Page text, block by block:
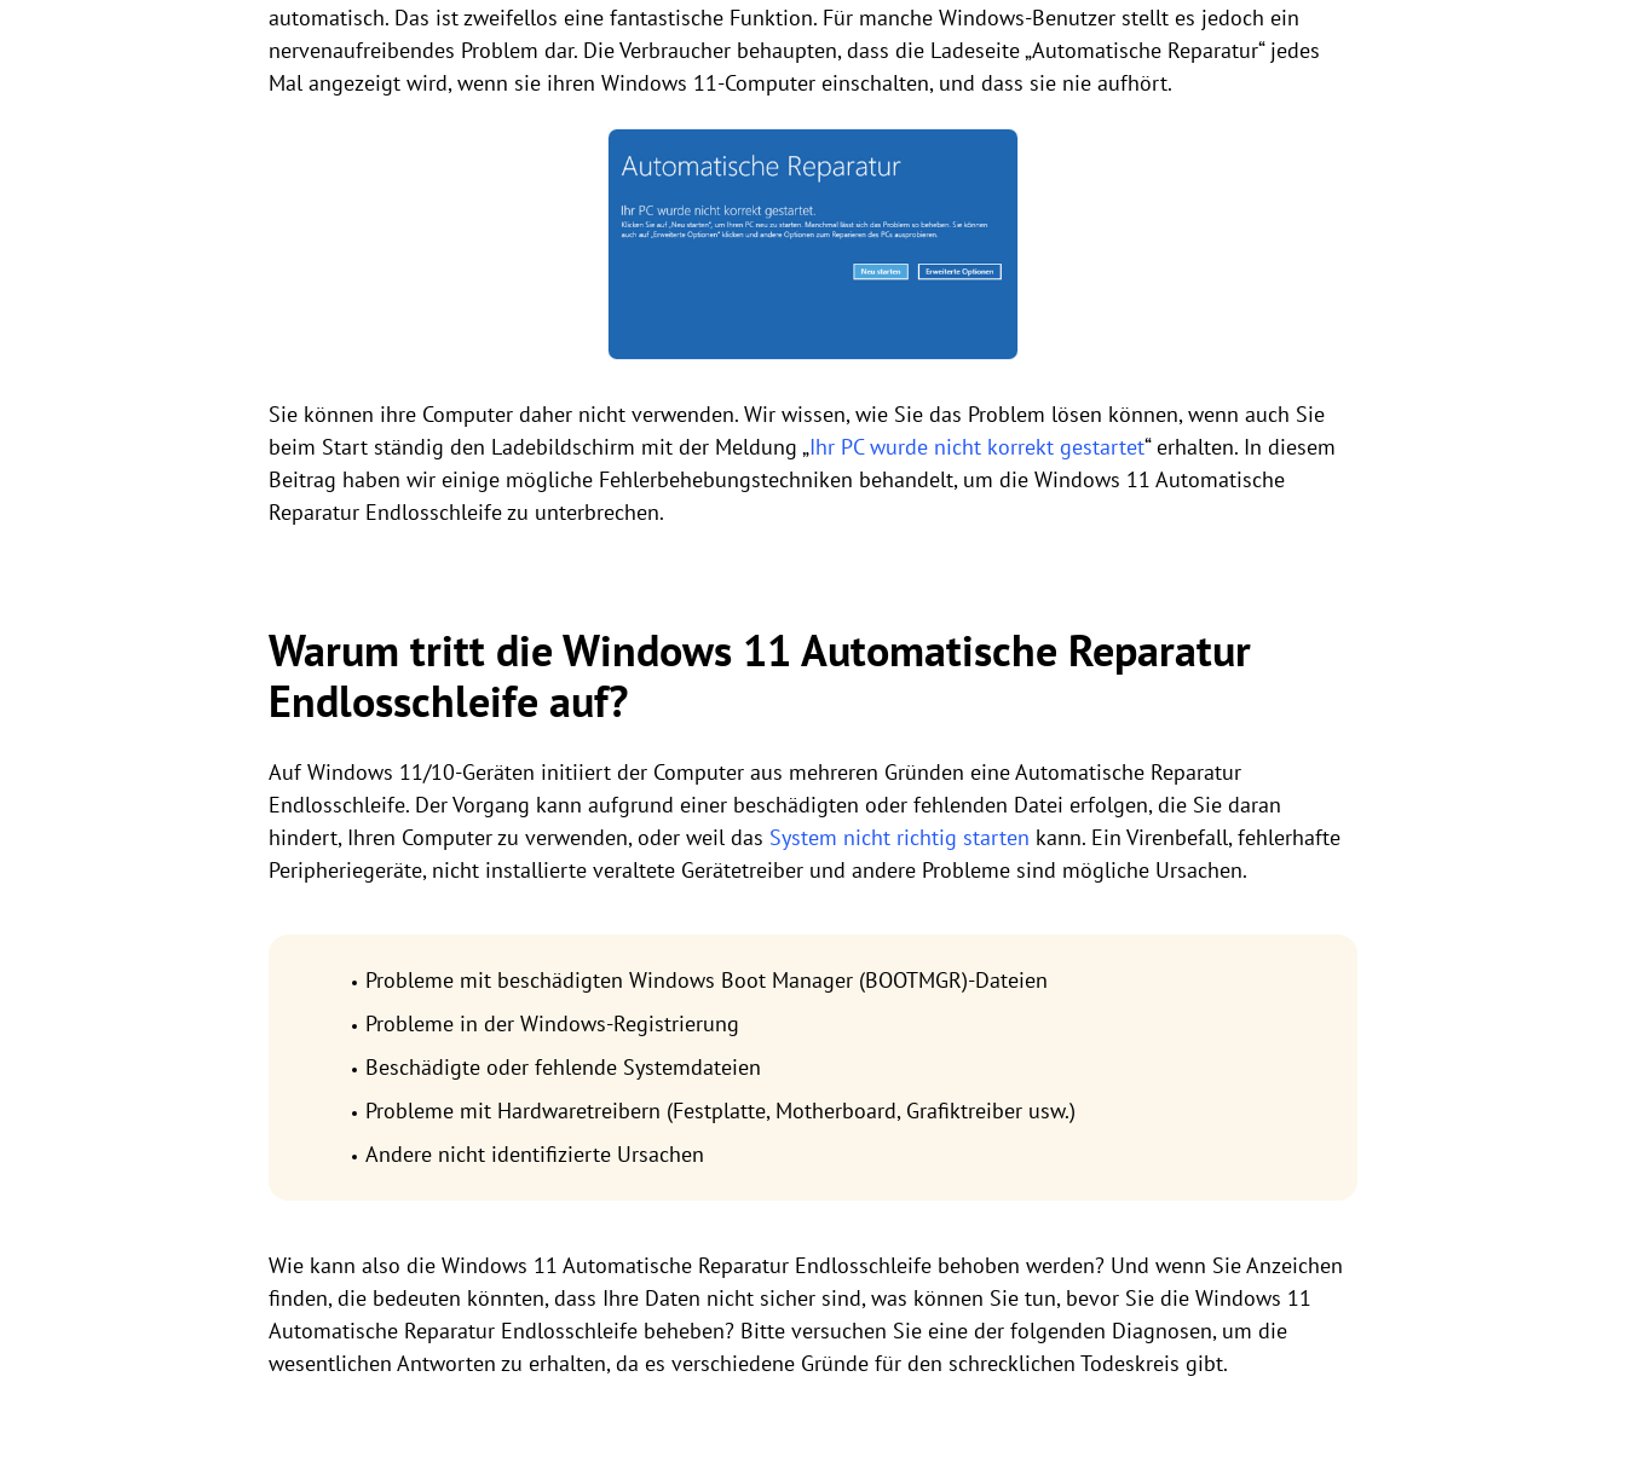
automatisch. Das ist zweifellos eine fantastische Funktion. Für manche Windows-Benutzer stellt es jedoch ein
nervenaufreibendes Problem dar. Die Verbraucher behaupten, dass die Ladeseite „Automatische Reparatur“ jedes
Mal angezeigt wird, wenn sie ihren Windows 11-Computer einschalten, und dass sie nie aufhört.
Sie können ihre Computer daher nicht verwenden. Wir wissen, wie Sie das Problem lösen können, wenn auch Sie
beim Start ständig den Ladebildschirm mit der Meldung „Ihr PC wurde nicht korrekt gestartet“ erhalten. In diesem
Beitrag haben wir einige mögliche Fehlerbehebungstechniken behandelt, um die Windows 11 Automatische
Reparatur Endlosschleife zu unterbrechen.
Warum tritt die Windows 11 Automatische Reparatur
Endlosschleife auf?
Auf Windows 11/10-Geräten initiiert der Computer aus mehreren Gründen eine Automatische Reparatur
Endlosschleife. Der Vorgang kann aufgrund einer beschädigten oder fehlenden Datei erfolgen, die Sie daran
hindert, Ihren Computer zu verwenden, oder weil das System nicht richtig starten kann. Ein Virenbefall, fehlerhafte
Peripheriegeräte, nicht installierte veraltete Gerätetreiber und andere Probleme sind mögliche Ursachen.
Probleme mit beschädigten Windows Boot Manager (BOOTMGR)-Dateien
Probleme in der Windows-Registrierung
Beschädigte oder fehlende Systemdateien
Probleme mit Hardwaretreibern (Festplatte, Motherboard, Grafiktreiber usw.)
Andere nicht identifizierte Ursachen
Wie kann also die Windows 11 Automatische Reparatur Endlosschleife behoben werden? Und wenn Sie Anzeichen
finden, die bedeuten könnten, dass Ihre Daten nicht sicher sind, was können Sie tun, bevor Sie die Windows 11
Automatische Reparatur Endlosschleife beheben? Bitte versuchen Sie eine der folgenden Diagnosen, um die
wesentlichen Antworten zu erhalten, da es verschiedene Gründe für den schrecklichen Todeskreis gibt.